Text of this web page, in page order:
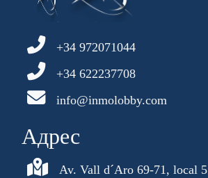
+34 972071044
+34 622237708
info@inmolobby.com
Aдрес
Av. Vall d´Aro 69-71, local 5